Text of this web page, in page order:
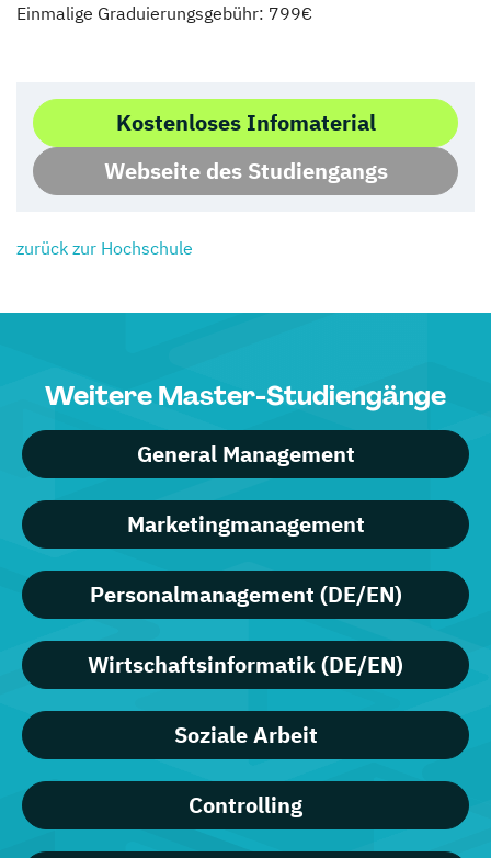
Einmalige Graduierungsgebühr: 799€
Kostenloses Infomaterial
Webseite des Studiengangs
zurück zur Hochschule
Weitere Master-Studiengänge
General Management
Marketingmanagement
Personalmanagement (DE/EN)
Wirtschaftsinformatik (DE/EN)
Soziale Arbeit
Controlling